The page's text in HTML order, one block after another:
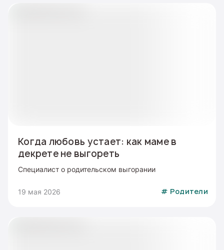
Когда любовь устает: как маме в
декрете не выгореть
Специалист о родительском выгорании
19 мая 2026 # Родители